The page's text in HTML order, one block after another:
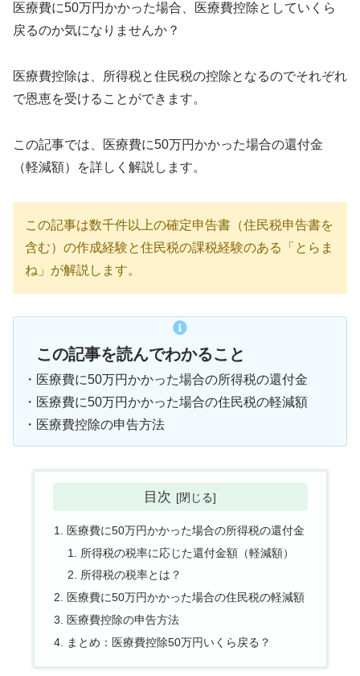
医療費に50万円かかった場合、医療費控除としていくら
戻るのか気になりませんか？
医療費控除は、所得税と住民税の控除となるのでそれぞれ
で恩恵を受けることができます。
この記事では、医療費に50万円かかった場合の還付金
（軽減額）を詳しく解説します。
この記事は数千件以上の確定申告書（住民税申告書を
含む）の作成経験と住民税の課税経験のある「とらま
ね」が解説します。
この記事を読んでわかること
・医療費に50万円かかった場合の所得税の還付金
・医療費に50万円かかった場合の住民税の軽減額
・医療費控除の申告方法
目次
医療費に50万円かかった場合の所得税の還付金
所得税の税率に応じた還付金額（軽減額）
所得税の税率とは？
医療費に50万円かかった場合の住民税の軽減額
医療費控除の申告方法
まとめ：医療費控除50万円いくら戻る？